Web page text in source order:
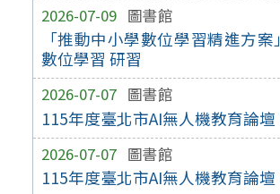
2026-07-09 圖書館
「推動中小學數位學習精進方案」
數位學習 研習
2026-07-07 圖書館
115年度臺北市AI無人機教育論壇
2026-07-07 圖書館
115年度臺北市AI無人機教育論壇